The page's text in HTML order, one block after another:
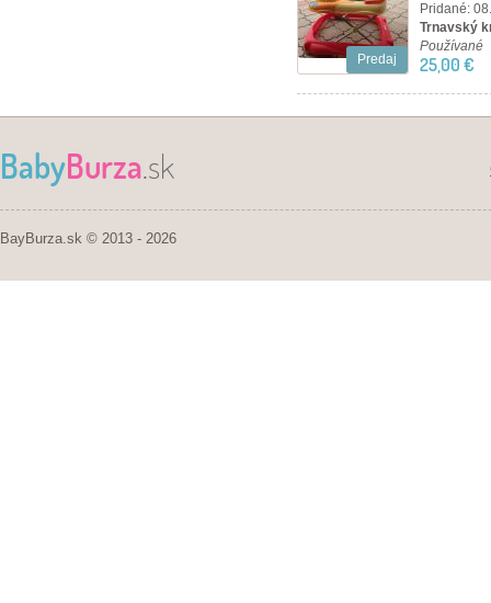
Predaj
Pridané:
Trnavský
Používané
25,00 €
BabyBurza.sk
BayBurza.sk © 2013 - 2026